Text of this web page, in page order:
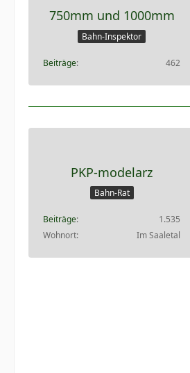
750mm und 1000mm
Bahn-Inspektor
Beiträge 462
PKP-modelarz
Bahn-Rat
Beiträge
1.535
Wohnort
Im Saaletal